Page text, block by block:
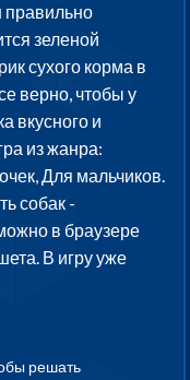
правильно
зеленой
сухого корма в
верно, чтобы у
вкусного и
из жанра:
Для мальчиков.
собак -
в браузере
В игру уже
решать